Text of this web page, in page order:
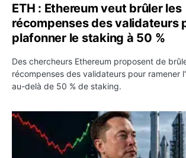
ETH : Ethereum veut brûler les
récompenses des validateurs
plafonner le staking à 50 %
Des chercheurs Ethereum proposent de
récompenses des validateurs pour ramener
au-delà de 50 % de staking.
SPCX : SpaceX publie 7,8 milliards